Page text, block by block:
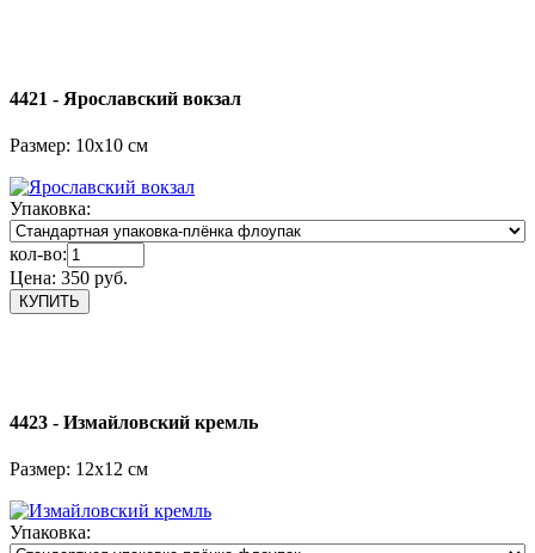
4421 - Ярославский вокзал
Размер: 10х10 см
Упаковка:
кол-во:
Цена: 350 руб.
4423 - Измайловский кремль
Размер: 12х12 см
Упаковка: